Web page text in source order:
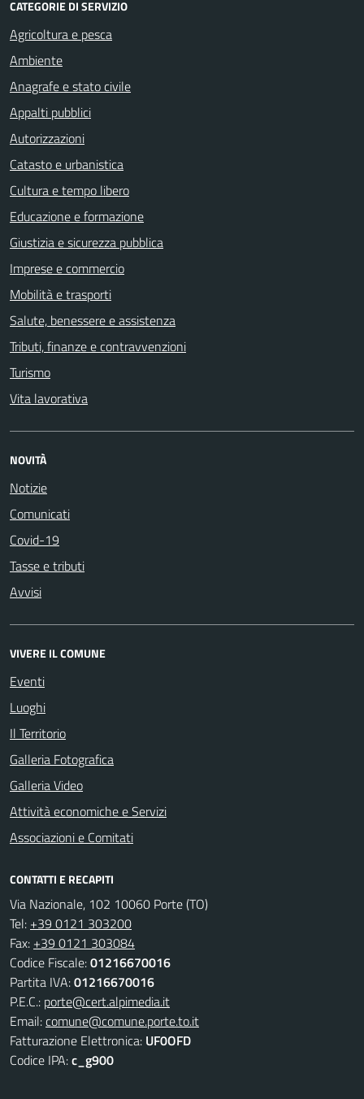
CATEGORIE DI SERVIZIO
Agricoltura e pesca
Ambiente
Anagrafe e stato civile
Appalti pubblici
Autorizzazioni
Catasto e urbanistica
Cultura e tempo libero
Educazione e formazione
Giustizia e sicurezza pubblica
Imprese e commercio
Mobilità e trasporti
Salute, benessere e assistenza
Tributi, finanze e contravvenzioni
Turismo
Vita lavorativa
NOVITÀ
Notizie
Comunicati
Covid-19
Tasse e tributi
Avvisi
VIVERE IL COMUNE
Eventi
Luoghi
Il Territorio
Galleria Fotografica
Galleria Video
Attività economiche e Servizi
Associazioni e Comitati
CONTATTI E RECAPITI
Via Nazionale, 102 10060 Porte (TO)
Tel: +39 0121 303200
Fax: +39 0121 303084
Codice Fiscale:01216670016
Partita IVA:01216670016
P.E.C.: porte@cert.alpimedia.it
Email:comune@comune.porte.to.it
Fatturazione Elettronica: UF0OFD
Codice IPA:c_g900